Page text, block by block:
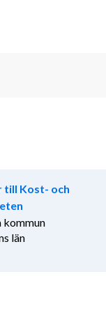
till Kost- och
län